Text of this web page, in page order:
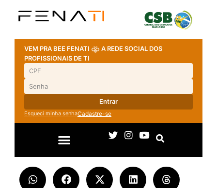
VEM PRA BEE FENATI
A REDE SOCIAL DOS
PROFISSIONAIS DE TI
Entrar
Esqueci minha senhaCadastre-se